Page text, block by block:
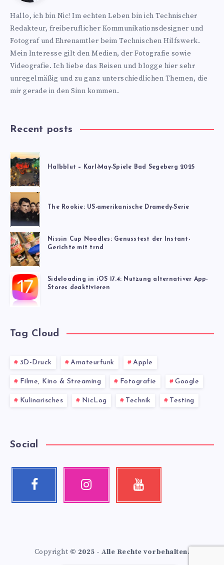
Hallo, ich bin Nic! Im echten Leben bin ich Technischer
Redakteur, freiberuflicher Kommunikationsdesigner und
Fotograf und Ehrenamtler beim Technischen Hilfswerk.
Mein Interesse gilt den Medien, der Fotografie sowie
Videografie. Ich liebe das Reisen und blogge hier sehr
unregelmäßig und zu ganz unterschiedlichen Themen, die
mir gerade in den Sinn kommen.
Recent posts
Halbblut – Karl-May-Spiele Bad Segeberg 2025
The Rookie: US-amerikanische Dramedy-Serie
Nissin Cup Noodles: Genusstest der Instant-
Gerichte mit trnd
Sideloading in iOS 17.4: Nutzung alternativer App-
Stores deaktivieren
Tag Cloud
3D-Druck Amateurfunk Apple
Filme, Kino & Streaming Fotografie Google
Kulinarisches NicLog Technik Testing
Social
Facebook Instagram Youtube
Copyright © 2025 - Alle Rechte vorbehalten.